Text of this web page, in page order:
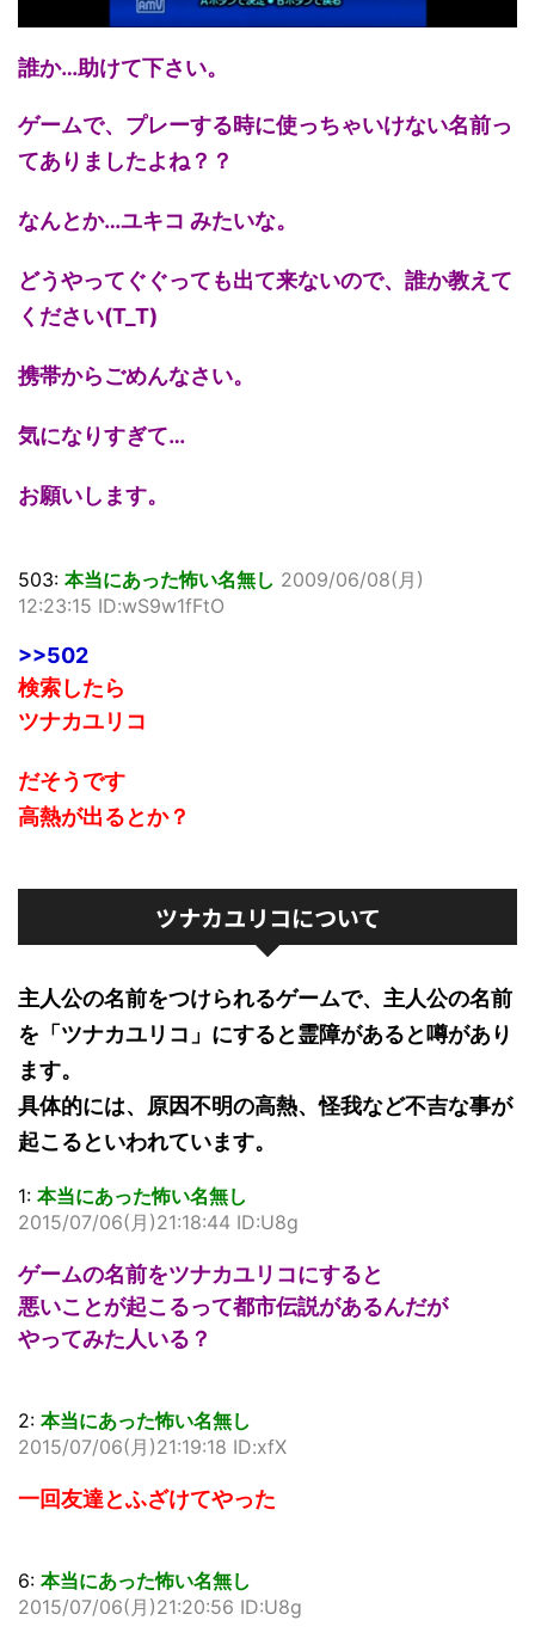
誰か…助けて下さい。
ゲームで、プレーする時に使っちゃいけない名前っ
てありましたよね？？
なんとか…ユキコ みたいな。
どうやってぐぐっても出て来ないので、誰か教えて
ください(T_T)
携帯からごめんなさい。
気になりすぎて…
お願いします。
503: 本当にあった怖い名無し 2009/06/08(月)
12:23:15 ID:wS9w1fFtO
>>502
検索したら
ツナカユリコ
だそうです
高熱が出るとか？
ツナカユリコについて
主人公の名前をつけられるゲームで、主人公の名前
を「ツナカユリコ」にすると霊障があると噂があり
ます。
具体的には、原因不明の高熱、怪我など不吉な事が
起こるといわれています。
1: 本当にあった怖い名無し
2015/07/06(月)21:18:44 ID:U8g
ゲームの名前をツナカユリコにすると
悪いことが起こるって都市伝説があるんだが
やってみた人いる？
2: 本当にあった怖い名無し
2015/07/06(月)21:19:18 ID:xfX
一回友達とふざけてやった
6: 本当にあった怖い名無し
2015/07/06(月)21:20:56 ID:U8g